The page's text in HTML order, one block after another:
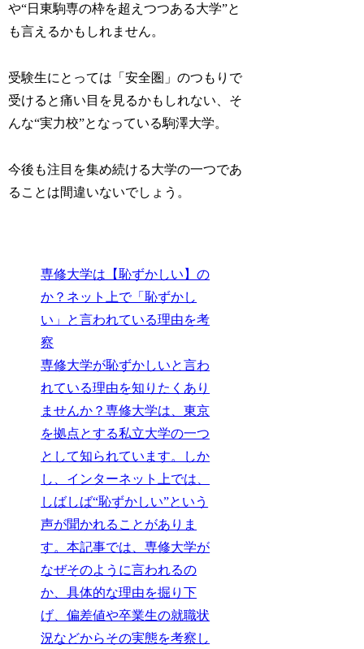
や“日東駒専の枠を超えつつある大学”と
も言えるかもしれません。
受験生にとっては「安全圏」のつもりで
受けると痛い目を見るかもしれない、そ
んな“実力校”となっている駒澤大学。
今後も注目を集め続ける大学の一つであ
ることは間違いないでしょう。
専修大学は【恥ずかしい】の
か？ネット上で「恥ずかし
い」と言われている理由を考
察
専修大学が恥ずかしいと言わ
れている理由を知りたくあり
ませんか？専修大学は、東京
を拠点とする私立大学の一つ
として知られています。しか
し、インターネット上では、
しばしば“恥ずかしい”という
声が聞かれることがありま
す。本記事では、専修大学が
なぜそのように言われるの
か、具体的な理由を掘り下
げ、偏差値や卒業生の就職状
況などからその実態を考察し